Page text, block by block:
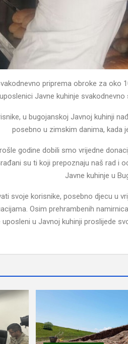
priprema obroke za oko
Javne kuhinje
u bugojanskoj Javnoj kuhinji
posebno u zimskim danima, kada
godine dobili smo vrijedne
su ti koji prepoznaju naš rad i
Javne kuhinje u
svoje korisnike, posebno djecu u
Osim prehrambenih
uposleni u Javnoj kuhinji proslijede